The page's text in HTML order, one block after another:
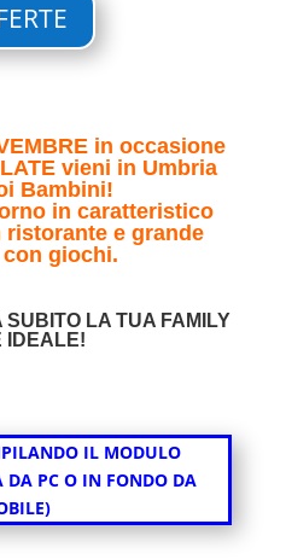
in occasione
vieni in Umbria
Bambini!
in caratteristico
ristorante e grande
giochi.
SUBITO LA TUA FAMILY
IDEALE!
IL MODULO
DA PC O IN FONDO DA